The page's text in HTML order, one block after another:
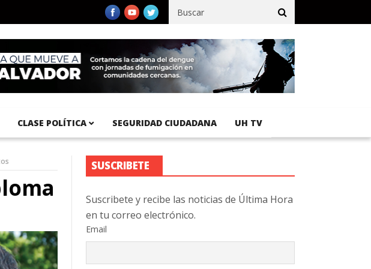
del Pacífico registra 92 % de avance en obras de terracería
CLASE POLÍTICA SEGURIDAD CIUDADANA UH TV
SUSCRIBETE
Suscribete y recibe las noticias de Última Hora
en tu correo electrónico.
Email